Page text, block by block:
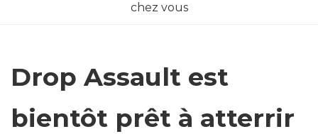
chez vous
Drop Assault est
bientôt prêt à atterrir